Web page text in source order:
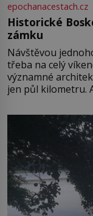
epochanacestach.cz
Historické
zámku
Návštěvou
třeba na celý
významné
jen půl kilometru.
Boskovice na
ve13. století, a už